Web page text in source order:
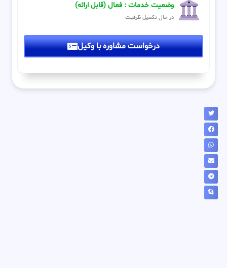
وضعیت خدمات : فعال (قابل ارائه)
در حال تکمیل ظرفیت
درخواست مشاوره با وکیل